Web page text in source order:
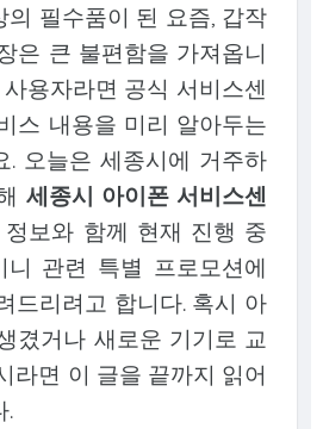
의 필수품이 된 요즘, 갑작
은 큰 불편함을 가져옵니
용자라면 공식 서비스센
스 내용을 미리 알아두는
. 오늘은 세종시에 거주하
세종시 아이폰 서비스센
보와 함께 현재 진행 중
니 관련 특별 프로모션에
드리려고 합니다. 혹시 아
겼거나 새로운 기기로 교
라면 이 글을 끝까지 읽어
.